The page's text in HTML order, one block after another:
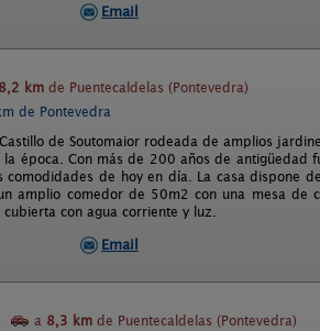
Email
8,2 km de Puentecaldelas (Pontevedra)
de Pontevedra
de Soutomaior rodeada de amplios
época. Con más de 200 años de antigüedad
de hoy en día. La casa dispone
amplio comedor de 50m2 con una mesa de
con agua corriente y luz.
Email
a 8,3 km de Puentecaldelas (Pontevedra)